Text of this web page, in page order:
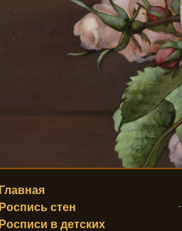
Главная
Роспись стен
Росписи в детских